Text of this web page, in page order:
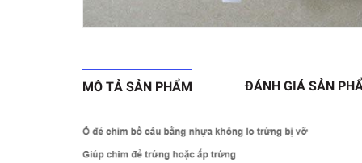
MÔ TẢ SẢN PHẨM ĐÁNH GIÁ SẢN